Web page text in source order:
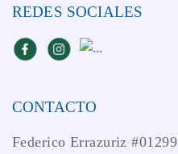
REDES SOCIALES
CONTACTO
Federico Errazuriz #01299